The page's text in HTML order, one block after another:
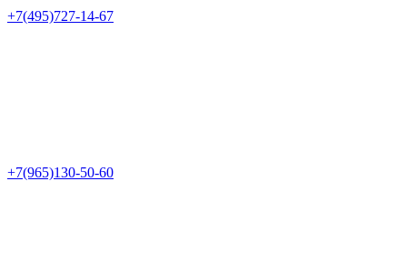
+7(495)727-14-67
+7(965)130-50-60